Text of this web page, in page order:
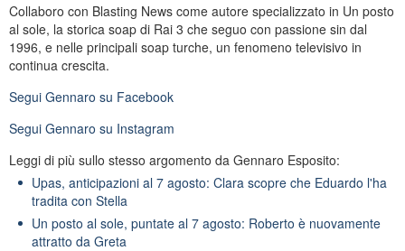
Collaboro con Blasting News come autore specializzato in Un posto
al sole, la storica soap di Rai 3 che seguo con passione sin dal
1996, e nelle principali soap turche, un fenomeno televisivo in
continua crescita.
Segui Gennaro su Facebook
Segui Gennaro su Instagram
Leggi di più sullo stesso argomento da Gennaro Esposito:
Upas, anticipazioni al 7 agosto: Clara scopre che Eduardo l'ha
tradita con Stella
Un posto al sole, puntate al 7 agosto: Roberto è nuovamente
attratto da Greta